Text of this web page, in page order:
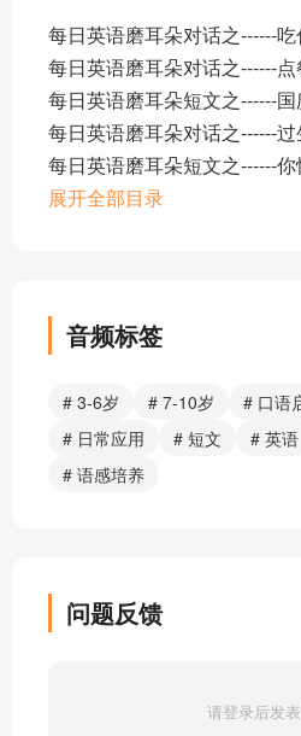
每日英语磨耳朵对话之------吃
每日英语磨耳朵对话之------点
每日英语磨耳朵短文之------
每日英语磨耳朵对话之------过
每日英语磨耳朵短文之------
每日英语磨耳朵短文之------我
每日英语磨耳朵短文之------我
每日英语磨耳朵短文之------我
每日英语磨耳朵短文之------相
每日英语磨耳朵短文之------
每日英语磨耳朵短文之------夏
每日英语磨耳朵短文之------秋
每日英语磨耳朵短文之------春
每日英语磨耳朵短文之------我
展开全部目录
音频标签
# 3-6岁 # 7-10岁 # 口语
# 日常应用
# 短文 # 英语
# 语感培养
问题反馈
请登录后发